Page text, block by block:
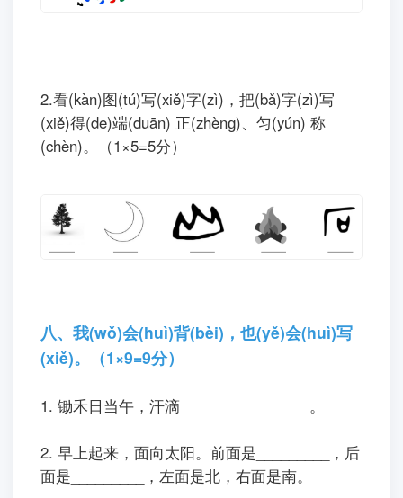
2.看(kàn)图(tú)写(xiě)字(zì)，把(bǎ)字(zì)写
(xiě)得(de)端(duān) 正(zhènɡ)、匀(yún) 称
(chèn)。（1×5=5分）
八、我(wǒ)会(huì)背(bèi)，也(yě)会(huì)写
(xiě)。（1×9=9分）
1. 锄禾日当午，汗滴________________。
2. 早上起来，面向太阳。前面是_________，后
面是_________，左面是北，右面是南。